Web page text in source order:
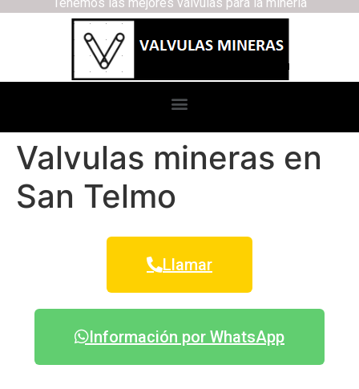
Valvulas mineras en
San Telmo
Llamar
Información por WhatsApp